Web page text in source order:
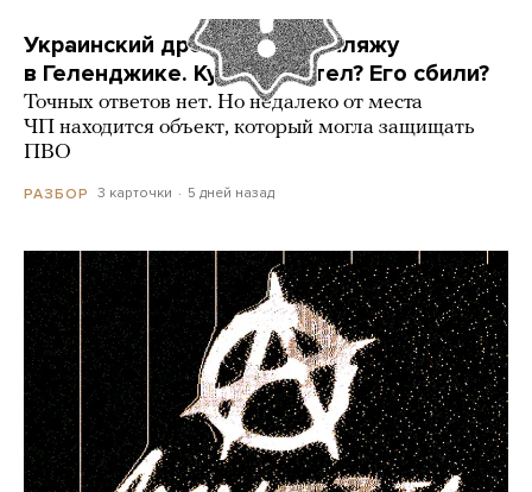
Украинский дрон попал по пляжу
в Геленджике. Куда он летел? Его сбили?
Точных ответов нет. Но недалеко от места
ЧП находится объект, который могла защищать
ПВО
РАЗБОР 3 карточки 5 дней назад